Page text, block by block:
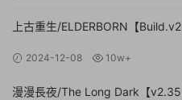
上古重生/ELDERBORN【
2024-12-08 10w+
漫漫長夜/The Long Dark【